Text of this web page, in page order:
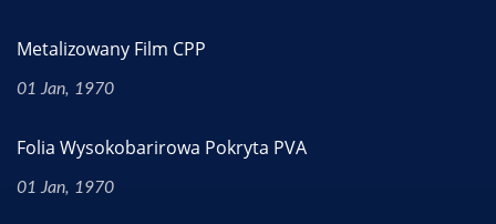
Metalizowany Film CPP
01 Jan, 1970
Folia Wysokobarirowa Pokryta PVA
01 Jan, 1970